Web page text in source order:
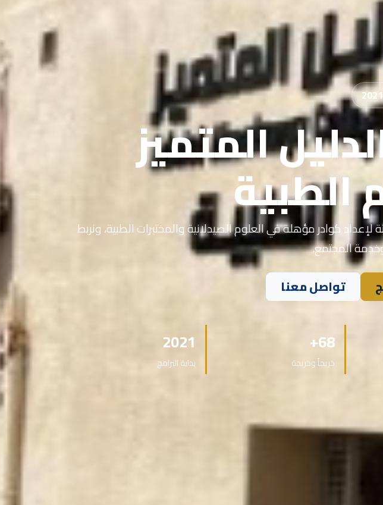
المتميز
الطبية
لإعداد كوادر مؤهلة في العلوم الصيدلانية والمختبرات الطبية، ونربط
المجتمع.
تواصل معنا
68+
خريجاً وخريجة
2021
بداية البرامج